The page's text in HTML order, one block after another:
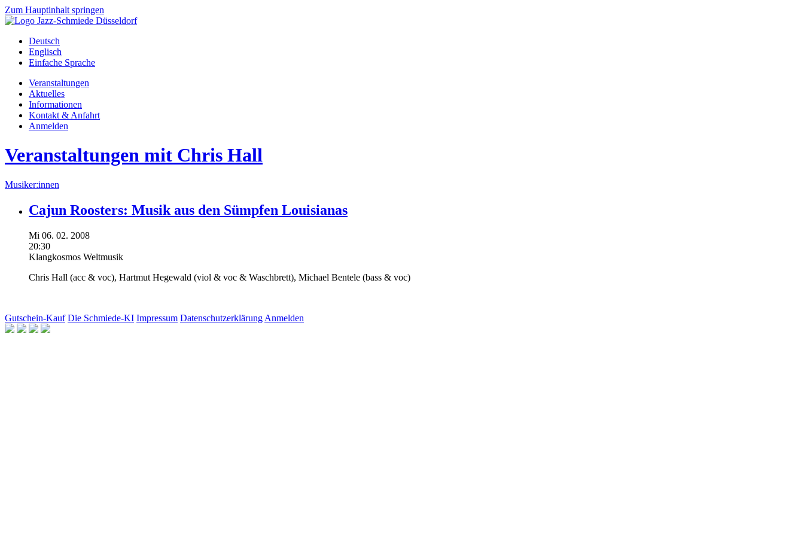
Zum Hauptinhalt springen
Deutsch
Englisch
Einfache Sprache
Veranstaltungen
Aktuelles
Informationen
Kontakt & Anfahrt
Anmelden
Veranstaltungen mit Chris Hall
Musiker:innen
Cajun Roosters: Musik aus den Sümpfen Louisianas
Mi 06. 02. 2008
20:30
Klangkosmos Weltmusik
Chris Hall (acc & voc), Hartmut Hegewald (viol & voc & Waschbrett), Michael Bentele (bass & voc)
Gutschein-Kauf Die Schmiede-KI Impressum Datenschutzerklärung Anmelden